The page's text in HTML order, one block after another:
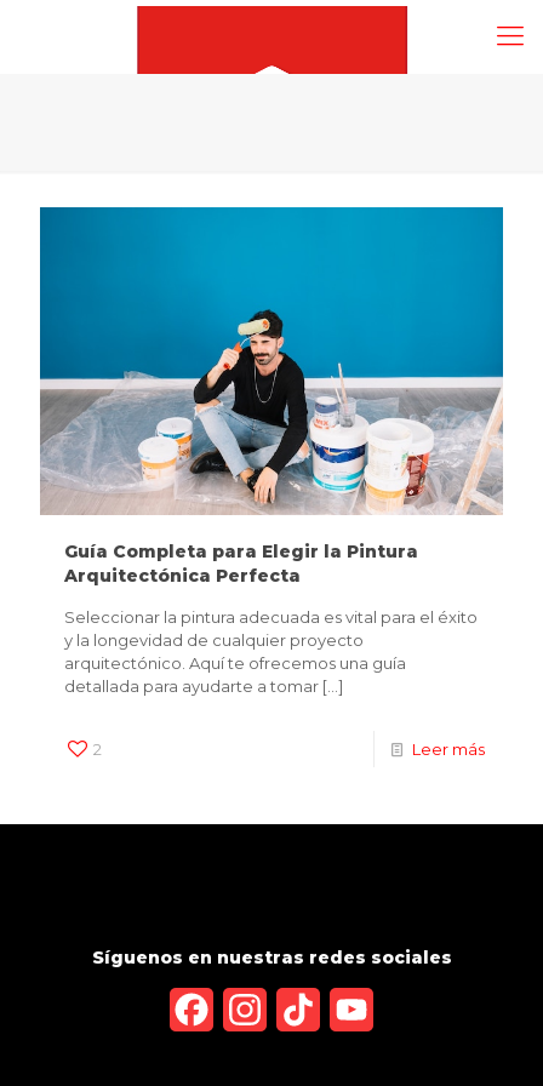
Guía Completa para Elegir la Pintura
Arquitectónica Perfecta
Seleccionar la pintura adecuada es vital para el éxito
y la longevidad de cualquier proyecto
arquitectónico. Aquí te ofrecemos una guía
detallada para ayudarte a tomar […]
2 Leer más
Síguenos en nuestras redes sociales
FacebookInstagram
TikTok